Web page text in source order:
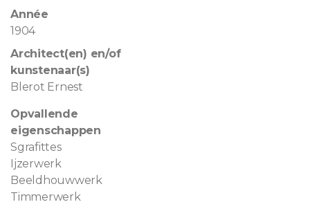
Année
1904
Architect(en) en/of
kunstenaar(s)
Blerot Ernest
Opvallende
eigenschappen
Sgrafittes
Ijzerwerk
Beeldhouwwerk
Timmerwerk